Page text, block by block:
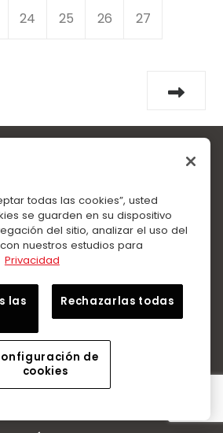
24 25 26 27
el sedán o SUV que buscas.
Directo. Garantía de fábrica.
todas las cookies”, usted
se guarden en su dispositivo
del sitio, analizar el uso del
nuestros estudios para
Privacidad
las
Rechazarlas todas
de
cookies